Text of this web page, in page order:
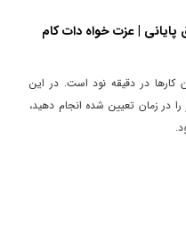
پایانی | عزت خواه دات کام
کارها در دقیقه نود است. در این
را در زمان تعیین شده انجام دهید،